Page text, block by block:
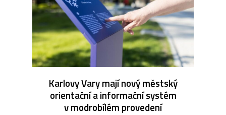
Karlovy Vary mají nový městský
orientační a informační systém
v modrobílém provedení